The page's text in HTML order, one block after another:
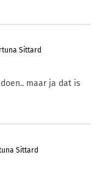
Sittard
maar ja dat is
Sittard